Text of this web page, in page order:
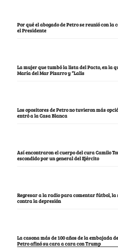
Por qué el abogado de Petro se reunió con
el Presidente
La mujer que tumbó la lista del Pacto, en la
María del Mar Pizarro y “Lalis
Los opositores de Petro no tuvieron más
entró a la Casa Blanca
Así encontraron el cuerpo del cura Camilo
escondido por un general del Ejército
Regresar a la radio para comentar fútbol,
contra la depresión
La casona más de 100 años de la embajada
Petro afinó su cara a cara con Trump